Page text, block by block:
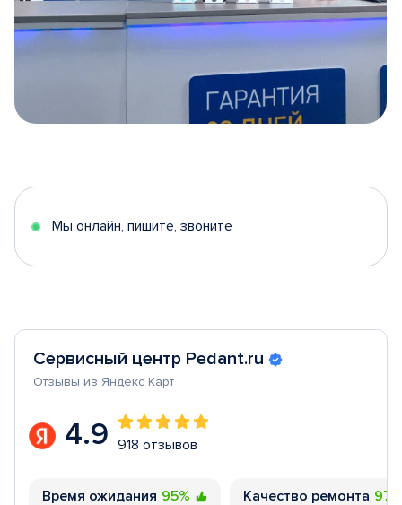
5
Мы онлайн, пишите, звоните
Сервисный центр Pedant.ru
Отзывы из Яндекс Карт
4.9 918 отзывов
Время ожидания 95% Качество ремонта